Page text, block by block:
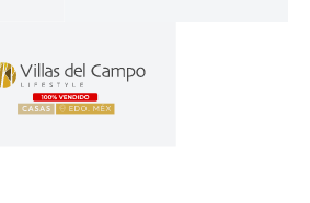
Villas del Campo
en venta en el Estado de México